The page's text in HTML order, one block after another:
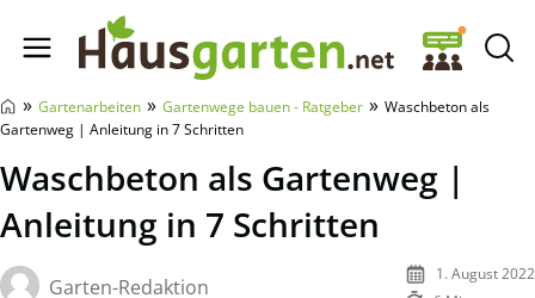
Hausgarten.net
» Gartenarbeiten » Gartenwege bauen - Ratgeber » Waschbeton als
Gartenweg | Anleitung in 7 Schritten
Waschbeton als Gartenweg |
Anleitung in 7 Schritten
Garten-Redaktion
1. August 2022